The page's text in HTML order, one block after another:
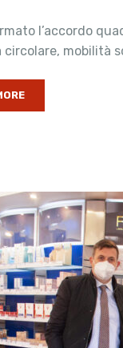
l’accordo
circolare, mobilità